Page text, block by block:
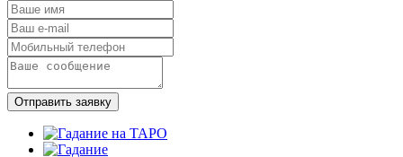
Отправить заявку